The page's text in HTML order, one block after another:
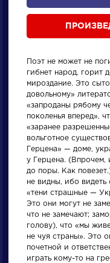
Поэт не может не
гибнет народ, горит
мироздание. Это
довольному»
«запроданы рябому
поколенья вперед»,
«заранее
вольготное
Герцена» — доме,
у Герцена. (Впрочем,
до поры. Как
не видны, ибо видеть
«тени страшные —
Это они могут не
что не замечают;
голову), что «мы
не чуя страны». Это
почетной и
играть кому-то на